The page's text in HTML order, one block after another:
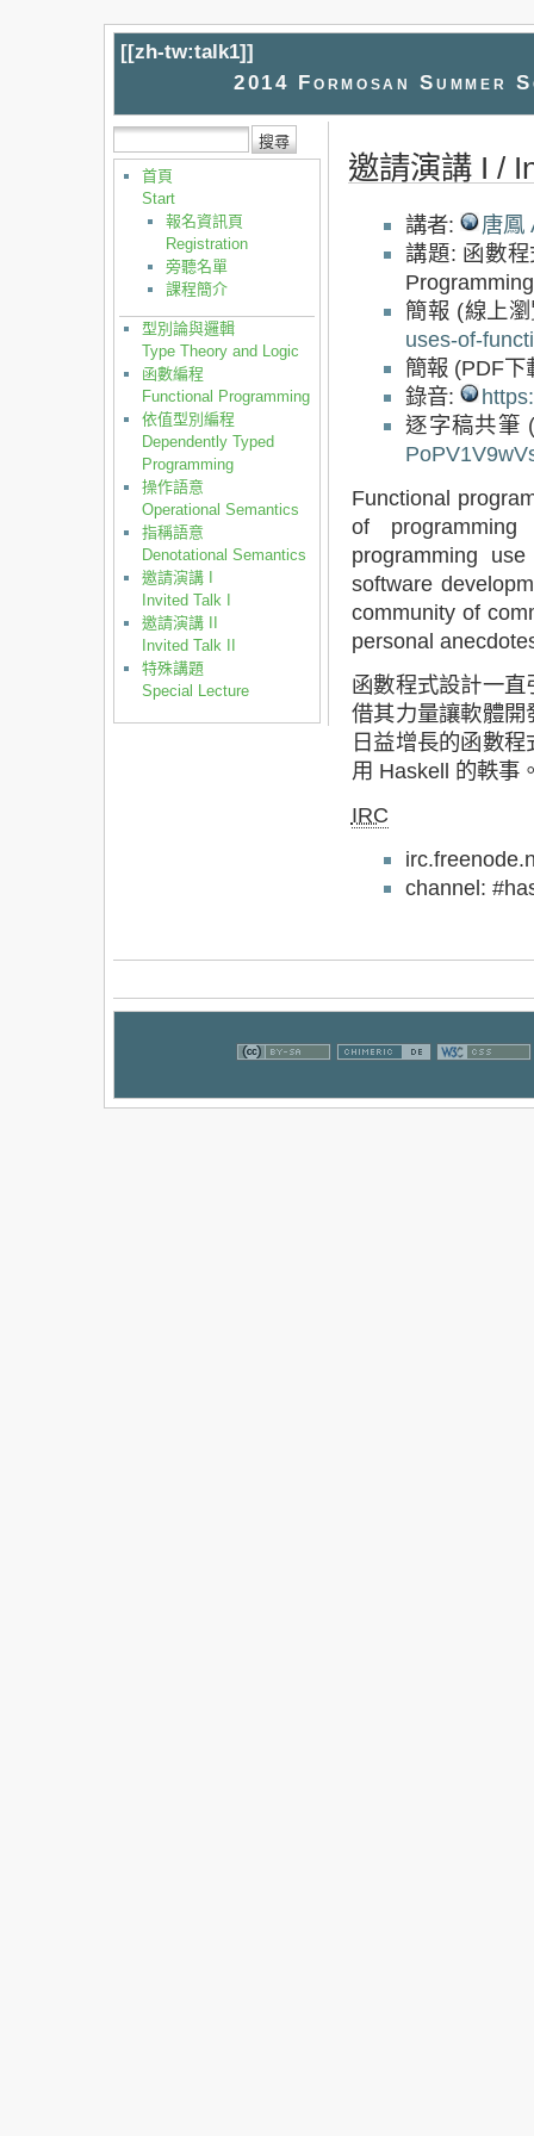
[[zh-tw:talk1]]
2014 Formosan Summer
首頁
Start
報名資訊頁
Registration
旁聽名單
課程簡介
型別論與邏輯
Type Theory and Logic
函數編程
Functional Programming
依值型別編程
Dependently Typed
Programming
操作語意
Operational Semantics
指稱語意
Denotational Semantics
邀請演講 I
Invited Talk I
邀請演講 II
Invited Talk II
特殊講題
Special Lecture
邀請演講 I /
講者:
唐鳳
講題: 函數
Programming
簡報 (線上
uses-of-
簡報 (PDF
錄音:
逐字稿共筆
Functional
of programming
programming
software
community of
personal
函數程式設計一
借其力量讓軟體開
日益增長的函數
用 Haskell 的軼事
IRC
channel: